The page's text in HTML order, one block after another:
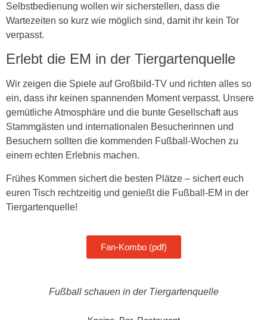
Selbstbedienung wollen wir sicherstellen, dass die
Wartezeiten so kurz wie möglich sind, damit ihr kein Tor
verpasst.
Erlebt die EM in der Tiergartenquelle
Wir zeigen die Spiele auf Großbild-TV und richten alles so
ein, dass ihr keinen spannenden Moment verpasst. Unsere
gemütliche Atmosphäre und die bunte Gesellschaft aus
Stammgästen und internationalen Besucherinnen und
Besuchern sollten die kommenden Fußball-Wochen zu
einem echten Erlebnis machen.
Frühes Kommen sichert die besten Plätze – sichert euch
euren Tisch rechtzeitig und genießt die Fußball-EM in der
Tiergartenquelle!
Fan-Kombo (pdf)
Fußball schauen in der Tiergartenquelle